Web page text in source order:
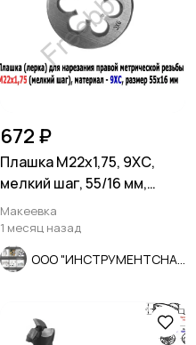
672 ₽
Плашка М22х1,75, 9ХС,
мелкий шаг, 55/16 мм,
ГОСТ 7740-71
Макеевка
1 месяц назад